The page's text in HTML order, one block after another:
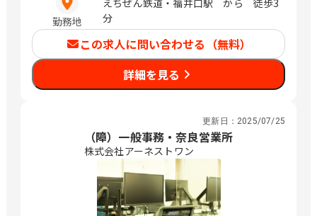
勤務地
分
この求人に問い合わせる（無料）
詳細を見る
更新日： 2025/07/25
（障）一般事務・奈良営業所
株式会社アーネストワン